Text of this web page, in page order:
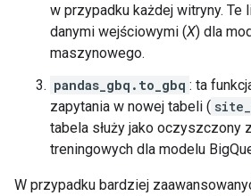
w przypadku każdej witryny. Te
danymi wejściowymi (X) dla
maszynowego.
pandas_gbq.to_gbq : ta
zapytania w nowej tabeli (
tabela służy jako oczyszczony
treningowych dla modelu
W przypadku bardziej